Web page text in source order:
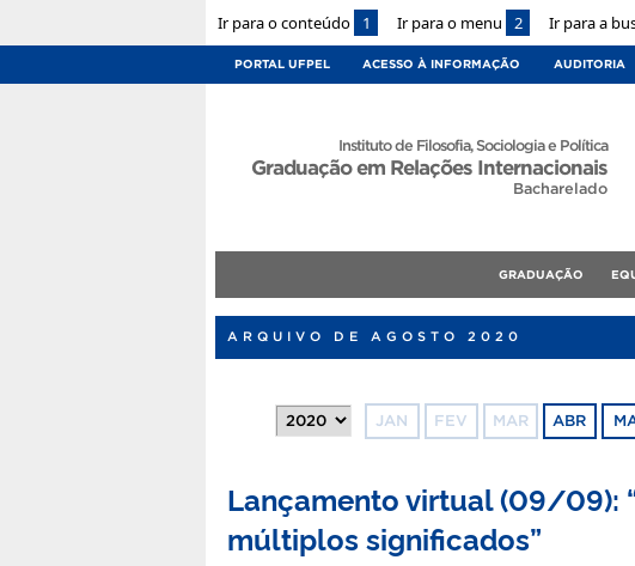
Ir para o conteúdo 1 Ir para o menu 2 Ir para a
PORTAL UFPEL ACESSO À INFORMAÇÃO AUDITORIA
Instituto de Filosofia, Sociologia e Política
Graduação em Relações Internacionais
Bacharelado
GRADUAÇÃO
ARQUIVO DE AGOSTO 2020
JAN FEV MAR ABR
Lançamento virtual (09/09):
múltiplos significados”